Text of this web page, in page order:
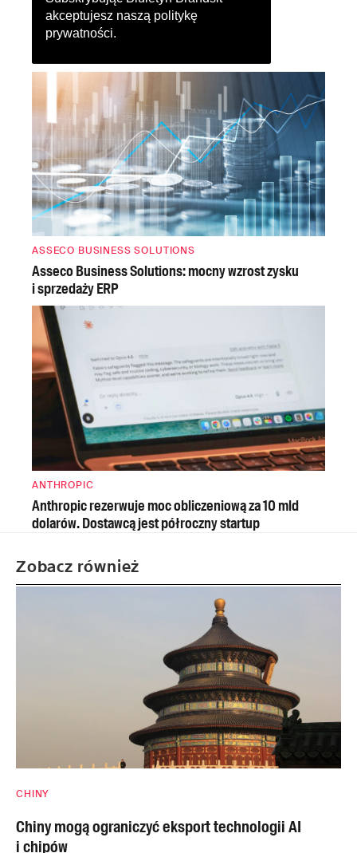
akceptujesz naszą politykę
prywatności.
ASSECO BUSINESS SOLUTIONS
Asseco Business Solutions: mocny wzrost zysku
i sprzedaży ERP
ANTHROPIC
Anthropic rezerwuje moc obliczeniową za 10 mld
dolarów. Dostawcą jest półroczny startup
Zobacz również
CHINY
Chiny mogą ograniczyć eksport technologii AI
i chipów